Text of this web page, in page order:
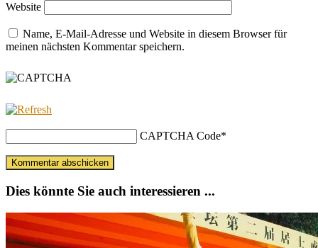
Website
Name, E-Mail-Adresse und Website in diesem Browser für
meinen nächsten Kommentar speichern.
CAPTCHA Code*
Dies könnte Sie auch interessieren ...